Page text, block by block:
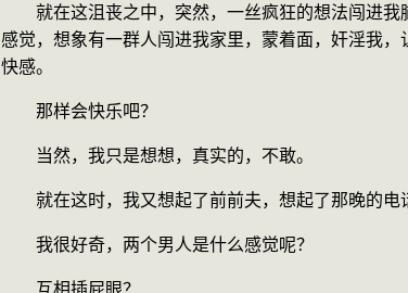
就在这沮丧之中，突然，一丝疯狂的想法闯进我
感觉，想象有一群人闯进我家里，蒙着面，奸淫我，
快感。
那样会快乐吧？
当然，我只是想想，真实的，不敢。
就在这时，我又想起了前前夫，想起了那晚的电
我很好奇，两个男人是什么感觉呢？